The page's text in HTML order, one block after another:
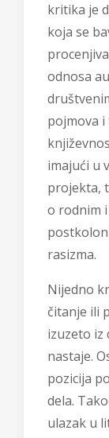
kritika je
koja se
odnosa
pojmova
imajući u
projekta,
o rodnim
rasizma.
Nijedno
čitanje ili
izuzeto iz
nastaje.
pozicija
dela.
ulazak u